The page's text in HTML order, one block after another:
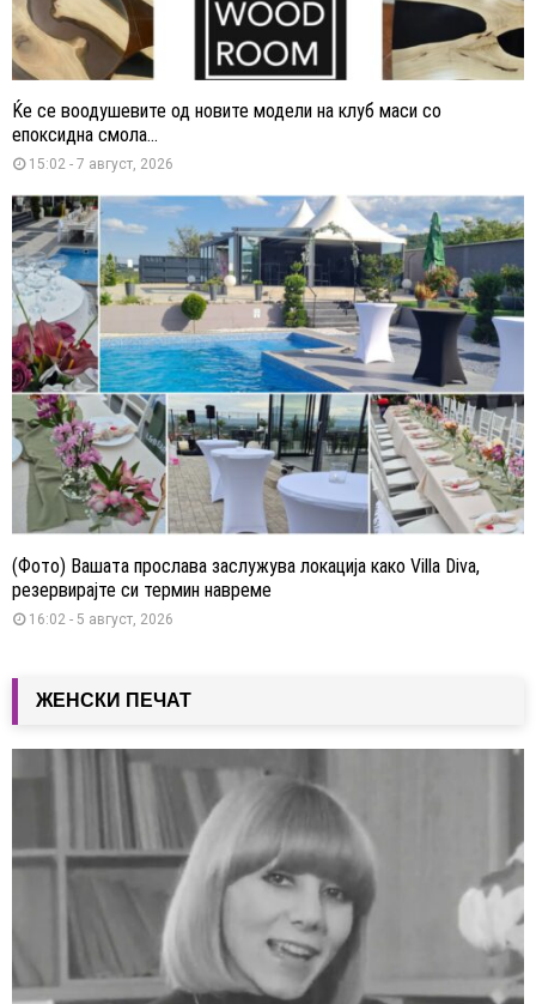
Ќе се воодушевите од новите модели на клуб маси со
епоксидна смола...
15:02 - 7 август, 2026
(Фото) Вашата прослава заслужува локација како Villa Diva,
резервирајте си термин навреме
16:02 - 5 август, 2026
ЖЕНСКИ ПЕЧАТ